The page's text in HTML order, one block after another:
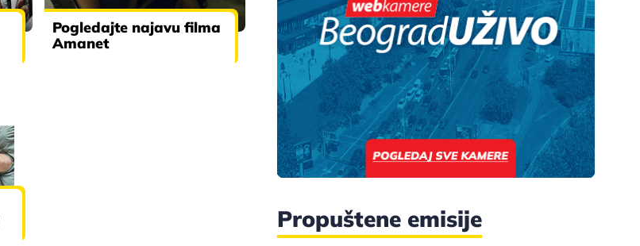
Pogledajte najavu filma
Amanet
Propuštene emisije